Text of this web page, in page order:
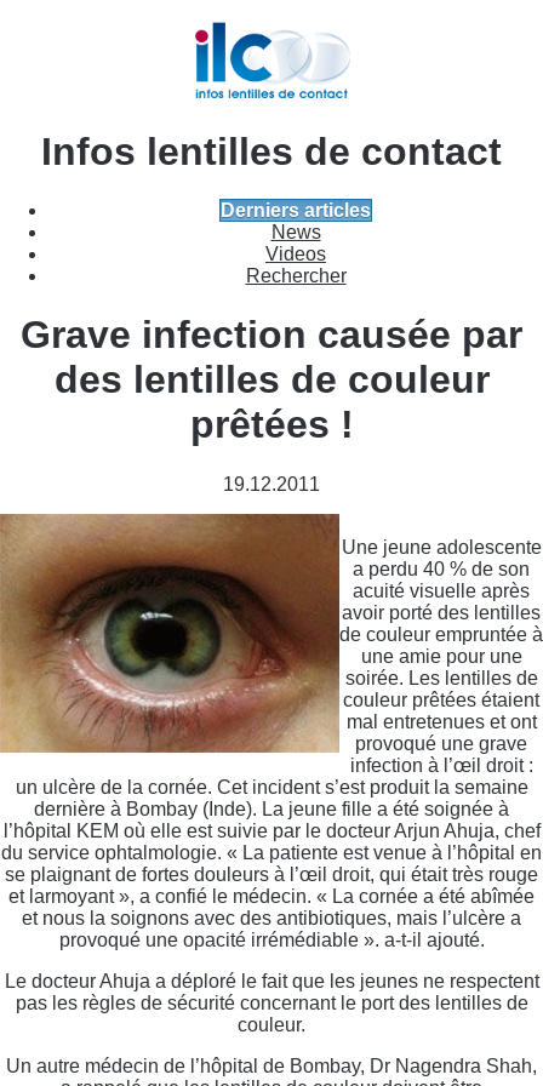
Infos lentilles de contact
Derniers articles
News
Videos
Rechercher
Grave infection causée par
des lentilles de couleur
prêtées !
19.12.2011
Une jeune adolescente
a perdu 40 % de son
acuité visuelle après
avoir porté des lentilles
de couleur empruntée à
une amie pour une
soirée. Les lentilles de
couleur prêtées étaient
mal entretenues et ont
provoqué une grave
infection à l’œil droit :
un ulcère de la cornée. Cet incident s’est produit la semaine
dernière à Bombay (Inde). La jeune fille a été soignée à
l’hôpital KEM où elle est suivie par le docteur Arjun Ahuja, chef
du service ophtalmologie. « La patiente est venue à l’hôpital en
se plaignant de fortes douleurs à l’œil droit, qui était très rouge
et larmoyant », a confié le médecin. « La cornée a été abîmée
et nous la soignons avec des antibiotiques, mais l’ulcère a
provoqué une opacité irrémédiable ». a-t-il ajouté.
Le docteur Ahuja a déploré le fait que les jeunes ne respectent
pas les règles de sécurité concernant le port des lentilles de
couleur.
Un autre médecin de l’hôpital de Bombay, Dr Nagendra Shah,